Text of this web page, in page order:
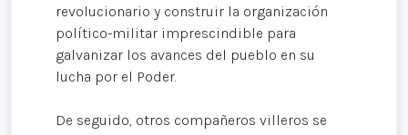
revolucionario y construir la organización
político-militar imprescindible para
galvanizar los avances del pueblo en su
lucha por el Poder.
De seguido, otros compañeros villeros se